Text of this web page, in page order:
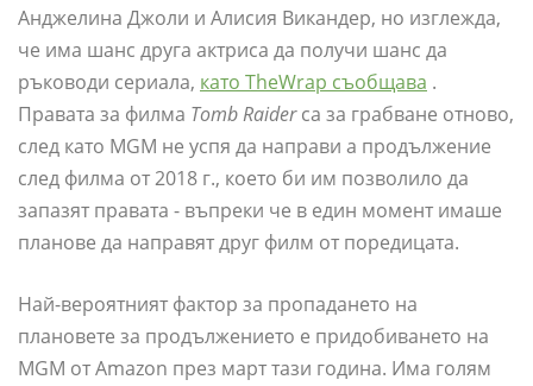
Анджелина Джоли и Алисия Викандер, но изглежда,
че има шанс друга актриса да получи шанс да
ръководи сериала, като TheWrap съобщава .
Правата за филма Tomb Raiderса за грабване отново,
след като MGM не успя да направи a продължение
след филма от 2018 г., което би им позволило да
запазят правата - въпреки че в един момент имаше
планове да направят друг филм от поредицата.
Най-вероятният фактор за пропадането на
плановете за продължението е придобиването на
MGM от Amazon през март тази година. Има голям